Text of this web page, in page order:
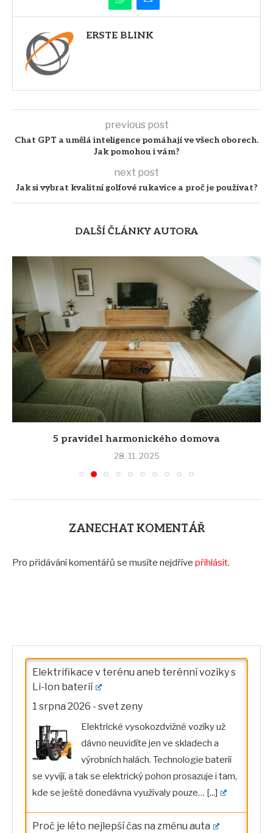
ERSTE BLINK
previous post
Chat GPT a umělá inteligence pomáhají ve všech oborech.
Jak pomohou i vám?
next post
Jak si vybrat kvalitní golfové rukavice a proč je používat?
DALŠÍ ČLÁNKY AUTORA
5 pravidel harmonického domova
28. 11. 2025
ZANECHAT KOMENTÁŘ
Pro přidávání komentářů se musíte nejdříve přihlásit.
Elektrifikace v terénu aneb terénní vozíky s
Li-Ion baterií
1 srpna 2026 - svet zeny
Elektrické vysokozdvižné vozíky už
dávno neuvidíte jen ve skladech a
výrobních halách. Technologie baterií
se vyvíjí, a tak se elektrický pohon prosazuje i tam,
kde se ještě donedávna využívaly pouze… [...]
Proč je léto nejlepší čas na změnu auta